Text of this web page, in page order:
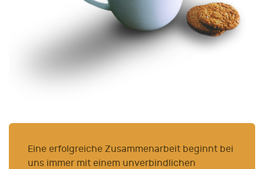
Eine erfolgreiche Zusammenarbeit beginnt bei
uns immer mit einem unverbindlichen